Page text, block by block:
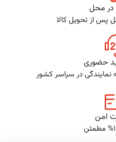
در محل
پس از تحویل کالا
حضوری
در سراسر کشور
امن